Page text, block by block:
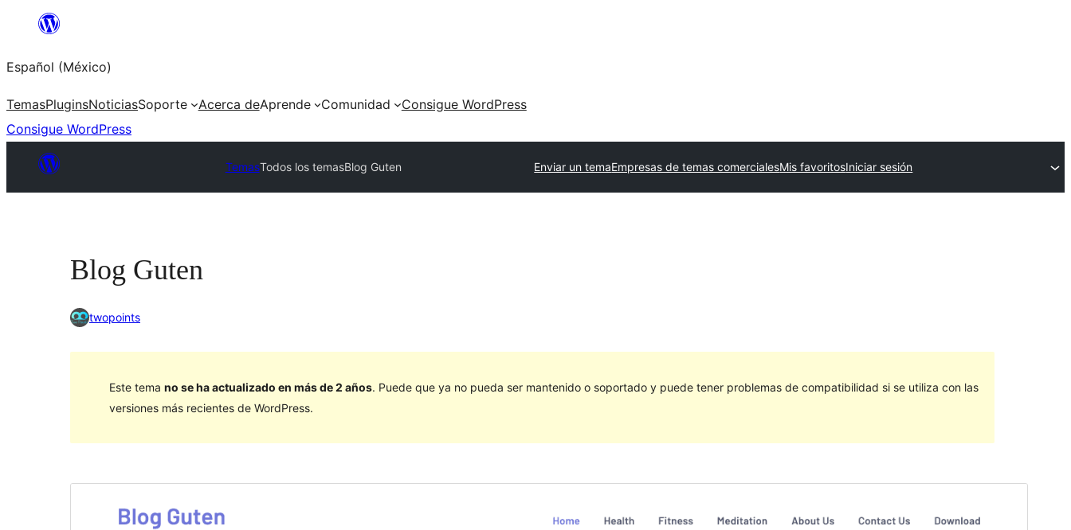
Saltar
contenido
Español (México)
TemasPluginsNoticiasSoporte Acerca deAprende Comunidad
Consigue WordPress
Consigue WordPress
TemasTodos los temasBlog Guten Enviar un temaEmpresas de temas comercialesMis favoritosIniciar sesión
Blog Guten
twopoints
Este tema no se ha actualizado en más de 2 años. Puede que ya no pueda ser mantenido o soportado y puede tener problemas de compatibilidad si se utiliza con las
versiones más recientes de WordPress.